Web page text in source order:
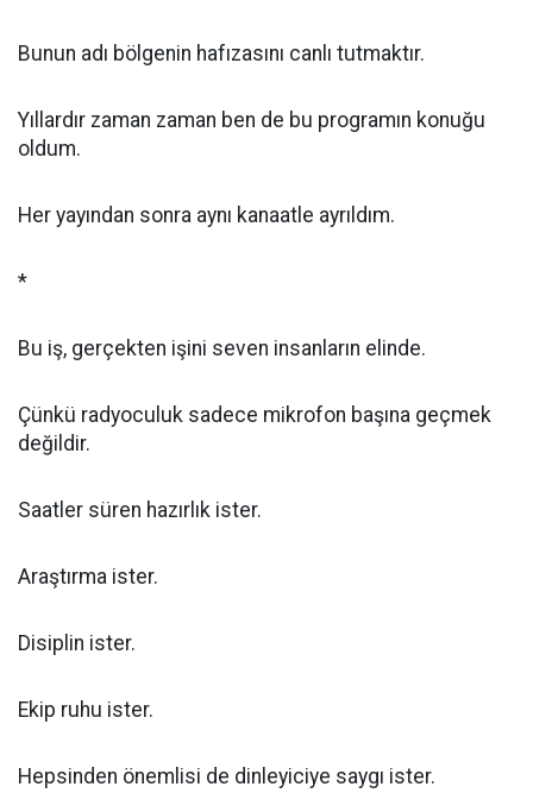
Bunun adı bölgenin hafızasını canlı tutmaktır.
Yıllardır zaman zaman ben de bu programın konuğu
oldum.
Her yayından sonra aynı kanaatle ayrıldım.
*
Bu iş, gerçekten işini seven insanların elinde.
Çünkü radyoculuk sadece mikrofon başına geçmek
değildir.
Saatler süren hazırlık ister.
Araştırma ister.
Disiplin ister.
Ekip ruhu ister.
Hepsinden önemlisi de dinleyiciye saygı ister.